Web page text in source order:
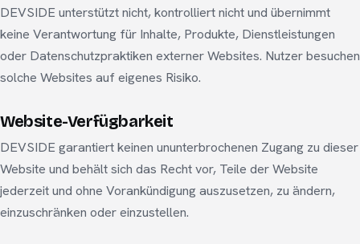
DEVSIDE unterstützt nicht, kontrolliert nicht und übernimmt
keine Verantwortung für Inhalte, Produkte, Dienstleistungen
oder Datenschutzpraktiken externer Websites. Nutzer besuchen
solche Websites auf eigenes Risiko.
Website-Verfügbarkeit
DEVSIDE garantiert keinen ununterbrochenen Zugang zu dieser
Website und behält sich das Recht vor, Teile der Website
jederzeit und ohne Vorankündigung auszusetzen, zu ändern,
einzuschränken oder einzustellen.